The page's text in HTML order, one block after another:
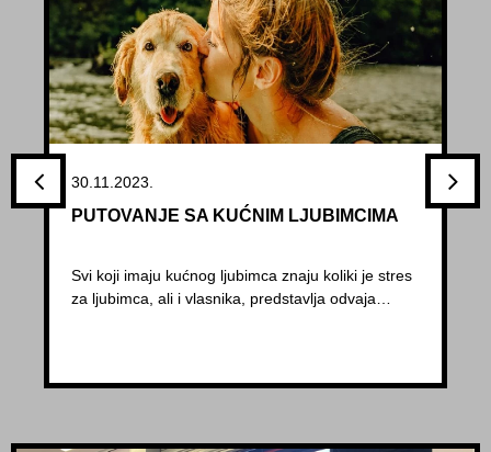
30.11.2023.
PUTOVANJE SA KUĆNIM LJUBIMCIMA
Svi koji imaju kućnog ljubimca znaju koliki je stres
za ljubimca, ali i vlasnika, predstavlja odvaja…